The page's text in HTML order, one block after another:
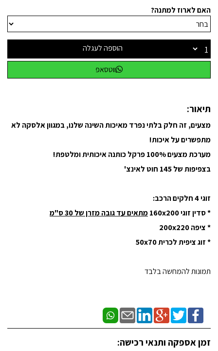
האם לארוז למתנה?
הוספה לעגלה
ווטסאפ
תיאור:
מצעים, זה חלק בלתי נפרד מאיכות השינה שלנו, במגוון אלסקה לא
מתפשרים על איכות!
מערכת מצעים 100% פרקל כותנה איכותית ומלטפת!
בצפיפות של 145 חוט לאינצ'
זוגי 4 חלקים הרכב:
* סדין זוגי 160x200
מתאים עד גובה מזרן של 30 ס"מ
* ציפה 200x220
* זוג ציפית לכרית 50x70
תמונות להמחשה בלבד
זמן אספקה ותנאי רכישה: